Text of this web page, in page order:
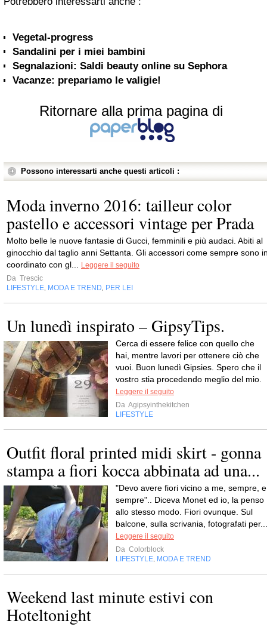
Vegetal-progress
Sandalini per i miei bambini
Segnalazioni: Saldi beauty online su Sephora
Vacanze: prepariamo le valigie!
Ritornare alla prima pagina di
Possono interessarti anche questi articoli :
Moda inverno 2016: tailleur color
pastello e accessori vintage per Prada
Molto belle le nuove fantasie di Gucci, femminili e più audaci. Abiti al
ginocchio dal taglio anni Settanta. Gli accessori come sempre sono
coordinato con gl...
Leggere il seguito
Da Trescic
LIFESTYLE MODA E TREND PER LEI
Un lunedì inspirato – GipsyTips.
Cerca di essere felice con quello che
hai, mentre lavori per ottenere ciò che
vuoi. Buon lunedì Gipsies. Spero che il
vostro stia procedendo meglio del mio.
Leggere il seguito
Da Agipsyinthekitchen
LIFESTYLE
Outfit floral printed midi skirt - gonna
stampa a fiori kocca abbinata ad una...
"Devo avere fiori vicino a me, sempre, e
sempre".. Diceva Monet ed io, la penso
allo stesso modo. Fiori ovunque. Sul
balcone, sulla scrivania, fotografati per...
Leggere il seguito
Da Colorblock
LIFESTYLE MODA E TREND
Weekend last minute estivi con
Hoteltonight